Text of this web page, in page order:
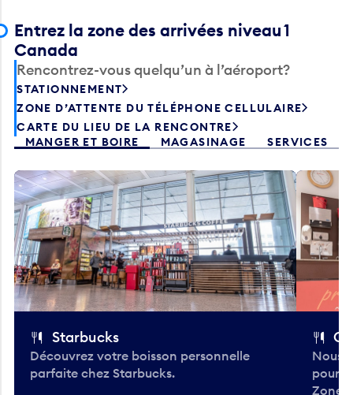
Entrez la zone des arrivées niveau 1
Canada
Rencontrez-vous quelqu’un à l’aéroport?
STATIONNEMENT
ZONE D’ATTENTE DU TÉLÉPHONE CELLULAIRE
CARTE DU LIEU DE LA RENCONTRE
MANGER ET BOIRE
MAGASINAGE SERVICES
Starbucks
Découvrez votre boisson personnelle
parfaite chez Starbucks.
Nous
pour
Zone.